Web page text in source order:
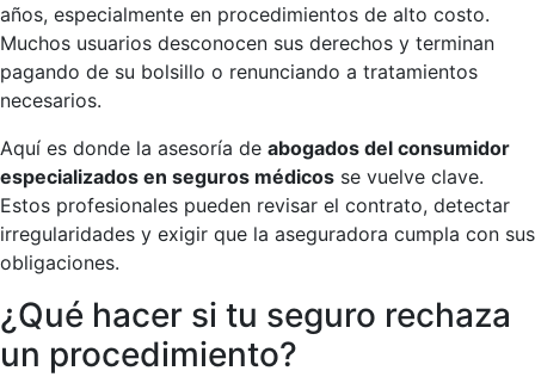
años, especialmente en procedimientos de alto costo.
Muchos usuarios desconocen sus derechos y terminan
pagando de su bolsillo o renunciando a tratamientos
necesarios.
Aquí es donde la asesoría de abogados del consumidor
especializados en seguros médicos se vuelve clave.
Estos profesionales pueden revisar el contrato, detectar
irregularidades y exigir que la aseguradora cumpla con sus
obligaciones.
¿Qué hacer si tu seguro rechaza
un procedimiento?